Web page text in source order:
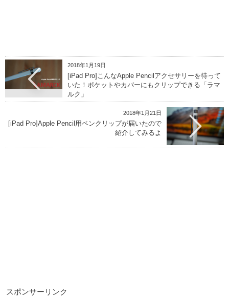
2018年1月19日
[iPad Pro]こんなApple Pencilアクセサリーを待って
いた！ポケットやカバーにもクリップできる「ラマ
ルク」
2018年1月21日
[iPad Pro]Apple Pencil用ペンクリップが届いたので
紹介してみるよ
スポンサーリンク